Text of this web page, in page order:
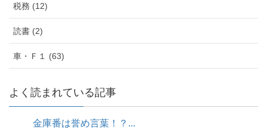
税務 (12)
読書 (2)
車・Ｆ１ (63)
よく読まれている記事
金庫番は誉め言葉！？...